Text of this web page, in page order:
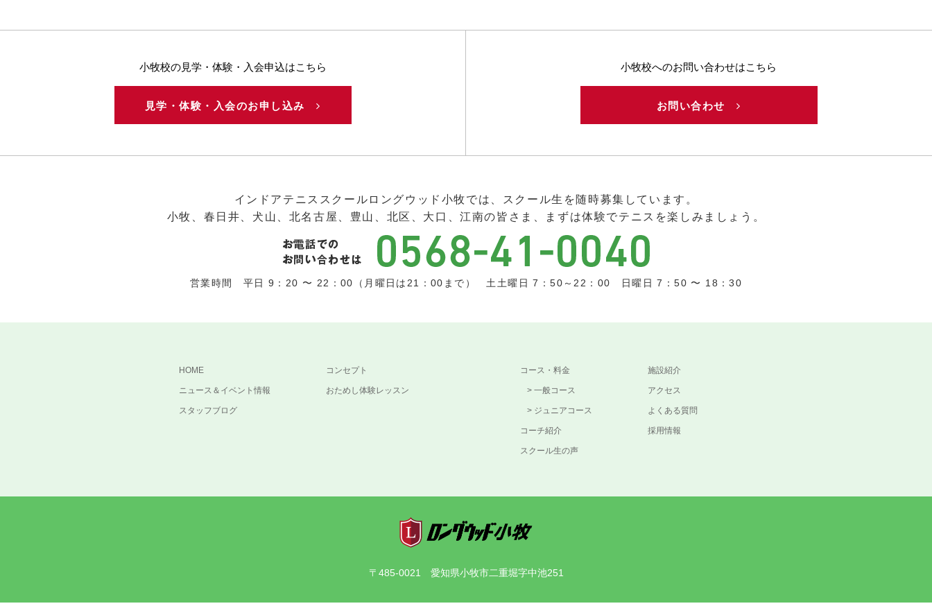
小牧校の見学・体験・入会申込はこちら
見学・体験・入会のお申し込み
小牧校へのお問い合わせはこちら
お問い合わせ
インドアテニススクールロングウッド小牧では、スクール生を随時募集しています。
小牧、春日井、犬山、北名古屋、豊山、北区、大口、江南の皆さま、まずは体験でテニスを楽しみましょう。
営業時間 平日 9：20 〜 22：00（月曜日は21：00まで） 土土曜日 7：50～22：00 日曜日 7：50 〜 18：30
HOME
ニュース＆イベント情報
スタッフブログ
コンセプト
おためし体験レッスン
コース・料金
一般コース
ジュニアコース
コーチ紹介
スクール生の声
施設紹介
アクセス
よくある質問
採用情報
〒485-0021 愛知県小牧市二重堀字中池251